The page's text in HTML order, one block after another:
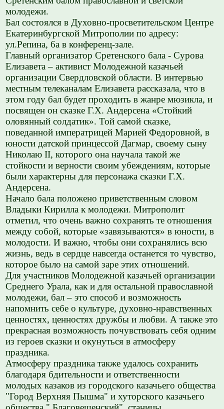
молодежи.
Бал состоялся в Духовно-просветительском Центре
Екатеринбургской Митрополии по адресу:
ул.Репина, 6а в конференц-зале.
Главный организатор Сретенского бала - Сурова
Елизавета – активист Молодежной казачьей
организации Свердловской области. В интервью
местным телеканалам Елизавета рассказала, что в
этом году бал будет проходить в жанре мюзикла, и
посвящен он сказке Г.Х. Андерсена «Стойкий
оловянный солдатик». Той самой сказке,
поведанной императрицей Марией Федоровной, в
юности датской принцессой Дагмар, своему сыну
Николаю II, которого она научала такой же
стойкости и верности своим убеждениям, которые
были характерны для персонажа сказки Г.Х.
Андерсена.
Начало бала положено приветственным словом
Владыки Кирилла к молодежи. Митрополит
отметил, что очень важно сохранять те отношения
между собой, которые «завязываются» в юности, в
молодости. И важно, чтобы они сохранялись всю
жизнь, ведь в сердце навсегда останется то чувство,
которое было на самой заре этих отношений.
Для участников Молодежной казачьей организации
Среднего Урала, как и для остальной православной
молодежи, бал – это способ и возможность
напомнить себе о культуре, духовно-нравственных
ценностях, ценностях дружбы и любви. А также это
прекрасная возможность почувствовать себя одним
из героев сказки и окунуться в атмосферу
праздника.
Атмосферу праздника также удалось сохранить
благодаря бдительности и ответственности
молодых казаков из городского казачьего общества
"Город Верхняя Пышма" и хуторского казачьего